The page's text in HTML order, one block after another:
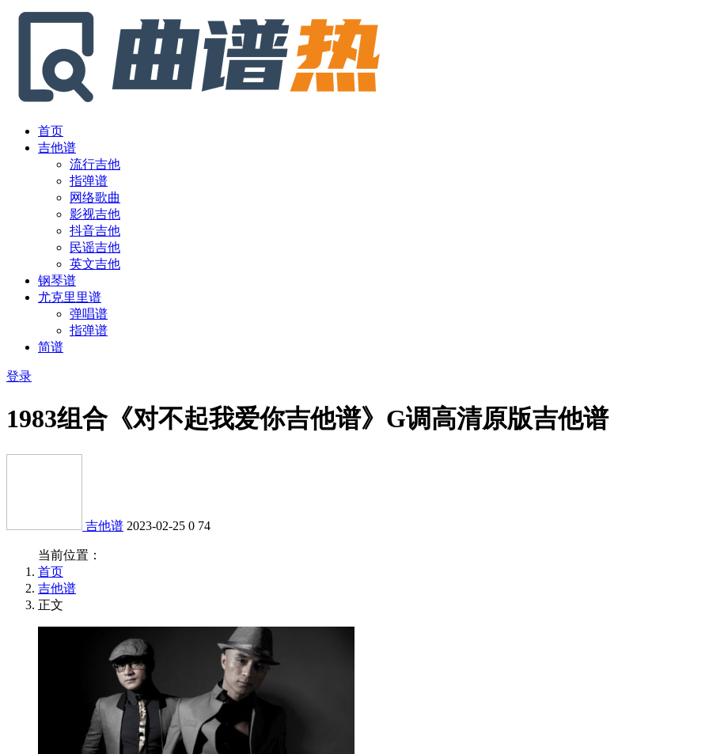
首页
吉他谱
流行吉他
指弹谱
网络歌曲
影视吉他
抖音吉他
民谣吉他
英文吉他
钢琴谱
尤克里里谱
弹唱谱
指弹谱
简谱
登录
1983组合《对不起我爱你吉他谱》G调高清原版吉他谱
吉他谱 2023-02-25 0 74
当前位置：
首页
吉他谱
正文